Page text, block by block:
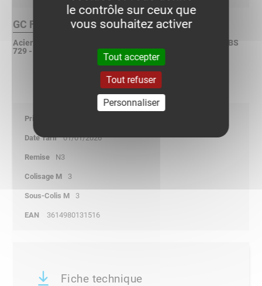
GC Finition :
Acier galvanisé à chaud après fabrication selon ISO 1461 - BS
729 - ASTM A123
01/01/2026
N3
3
3
3614980131516
Fiche technique
le contrôle sur ceux que
vous souhaitez activer
Tout accepter
Tout refuser
Personnaliser